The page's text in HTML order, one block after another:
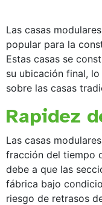
Las casas
popular para la
Estas casas se
su ubicación final,
sobre las casas
Rapidez
Las casas
fracción del tiempo
debe a que las
fábrica bajo
riesgo de retrasos